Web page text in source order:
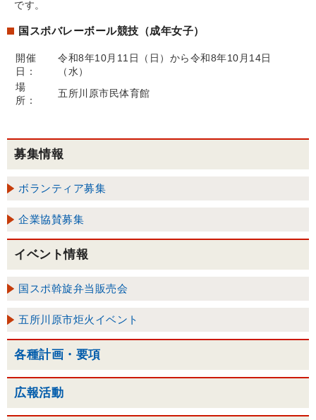
です。
国スポバレーボール競技（成年女子）
開催
日：
令和8年10月11日（日）から令和8年10月14日
（水）
場
所：
五所川原市民体育館
募集情報
ボランティア募集
企業協賛募集
イベント情報
国スポ斡旋弁当販売会
五所川原市炬火イベント
各種計画・要項
広報活動